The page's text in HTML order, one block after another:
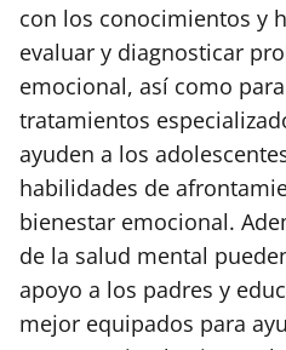
con los conocimientos y
evaluar y diagnosticar
emocional, así como
tratamientos
ayuden a los
habilidades de
bienestar emocional.
de la salud mental
apoyo a los padres y
mejor equipados para